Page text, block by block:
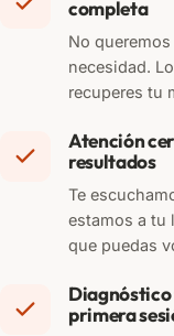
completa
No
necesidad.
recuperes tu
Atención
resultados
Te
estamos a tu
que puedas
Diagnóstico
primera